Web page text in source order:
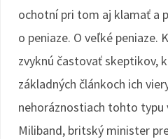
ochotní pri tom aj klamať a
o peniaze. O veľké peniaze.
zvyknú častovať skeptikov,
základných článkoch ich
nehoráznostiach tohto typu
Miliband, britský minister